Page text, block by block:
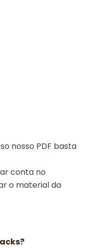
nosso PDF basta
conta no
o material da